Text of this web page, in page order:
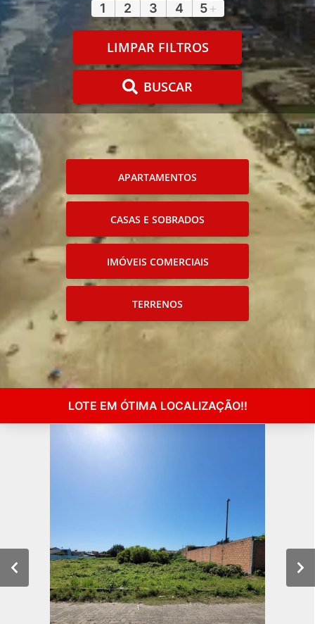
1 2 3 4 5 +
LIMPAR FILTROS
BUSCAR
APARTAMENTOS
CASAS E SOBRADOS
IMÓVEIS COMERCIAIS
TERRENOS
LOTE EM ÓTIMA LOCALIZAÇÃO!!